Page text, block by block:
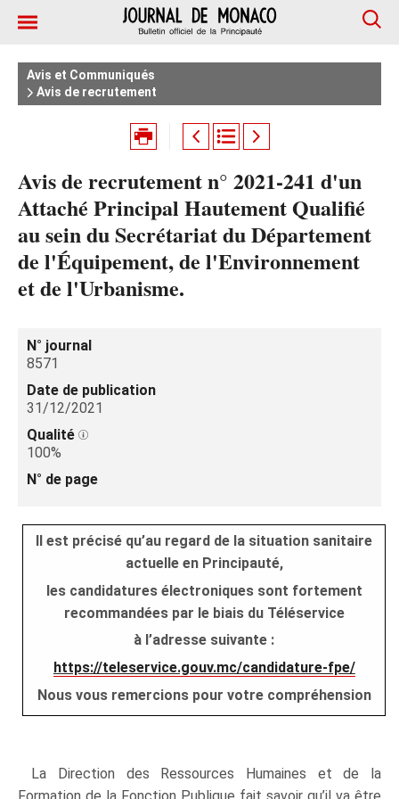
Avis et Communiqués
Avis de recrutement
Avis de recrutement n° 2021-241 d'un
Attaché Principal Hautement Qualifié
au sein du Secrétariat du Département
de l'Équipement, de l'Environnement
et de l'Urbanisme.
N° journal
8571
Date de publication
31/12/2021
Qualité
100%
N° de page
Il est précisé qu’au regard de la situation sanitaire
actuelle en Principauté,
les candidatures électroniques sont fortement
recommandées par le biais du Téléservice
à l’adresse suivante :
https://teleservice.gouv.mc/candidature-fpe/
Nous vous remercions pour votre compréhension
La Direction des Ressources Humaines et de la